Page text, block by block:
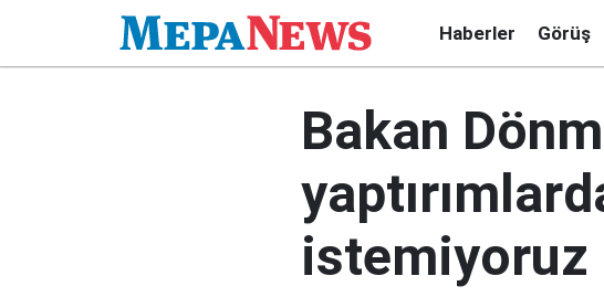
Haberler Görüş
Bakan
istemiyoruz